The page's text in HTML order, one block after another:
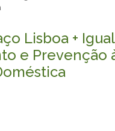
Lisboa +
e Prevenção